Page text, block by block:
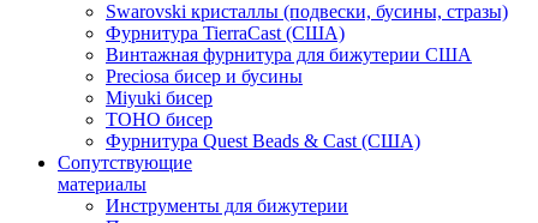
Swarovski кристаллы (подвески, бусины, стразы)
Фурнитура TierraCast (США)
Винтажная фурнитура для бижутерии США
Preciosa бисер и бусины
Miyuki бисер
TOHO бисер
Фурнитура Quest Beads & Cast (США)
Сопутствующие
материалы
Инструменты для бижутерии